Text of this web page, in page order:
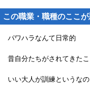
この職業・職種のここ
パワハラなんて日常的
昔自分たちがされてきた
いい大人が訓練というな